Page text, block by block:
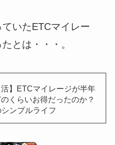
いたETCマイレー
とは・・・。
活】ETCマイレージが半年
くらいお得だったのか？
シンプルライフ